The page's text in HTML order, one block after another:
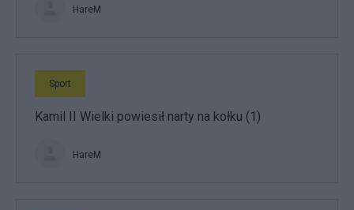
HareM
Sport
Kamil II Wielki powiesił narty na kołku (1)
HareM